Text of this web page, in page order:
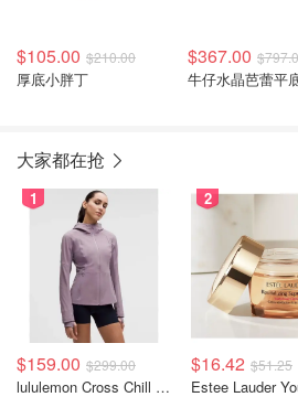
$105.00 $210.00
厚底小胖丁
$367.00
牛仔水晶芭蕾平
大家都在抢
1
$159.00 $299.00
lululemon Cross Chill 女士运动外套
2
$16.42 $51.25
Estee Lauder Youth